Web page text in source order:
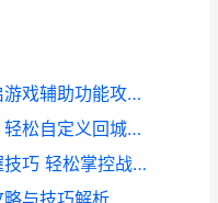
王者荣耀如何开辅助 轻松开启游戏辅助功能攻略全解析
王者荣耀如何改回城效果教程 轻松自定义回城动画 打造个性游戏体验
王者荣耀如何打线标攻略 掌握技巧 轻松掌控战场优势
与技巧解析